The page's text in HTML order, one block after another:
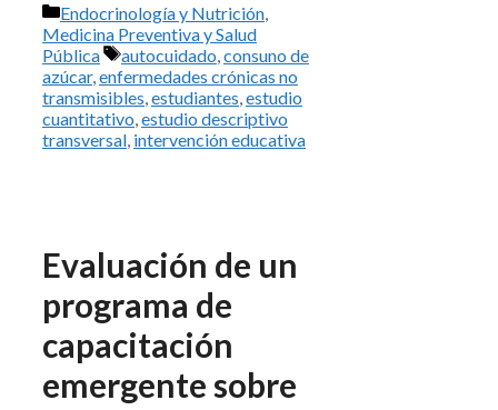
Categorías
Endocrinología y Nutrición,
Medicina Preventiva y Salud
Pública
Etiquetas
autocuidado,consuno de
azúcar,enfermedades crónicas no
transmisibles,estudiantes,estudio
cuantitativo,estudio descriptivo
transversal, intervención educativa
Evaluación de un
programa de
capacitación
emergente sobre